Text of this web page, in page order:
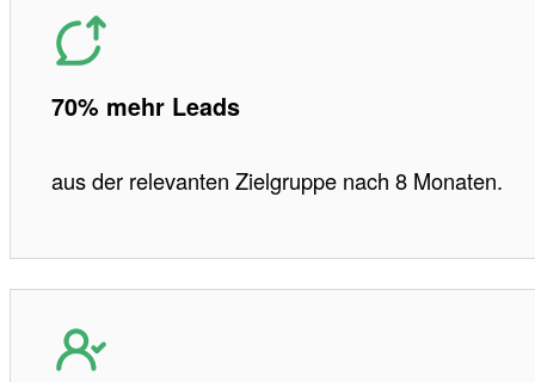
70% mehr Leads
aus der relevanten Zielgruppe nach 8 Monaten.